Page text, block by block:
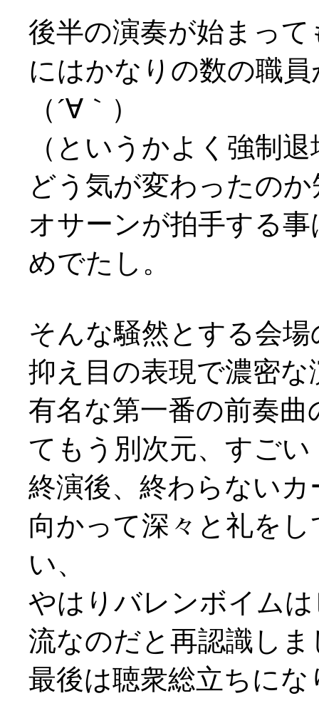
後半の演奏が始まっ
にはかなりの数の職
（´∀｀）
（というかよく強制
どう気が変わったの
オサーンが拍手する
めでたし。
そんな騒然とする会
抑え目の表現で濃密
有名な第一番の前奏
てもう別次元、すごい
終演後、終わらない
向かって深々と礼を
い、
やはりバレンボイム
流なのだと再認識しま
最後は聴衆総立ちに